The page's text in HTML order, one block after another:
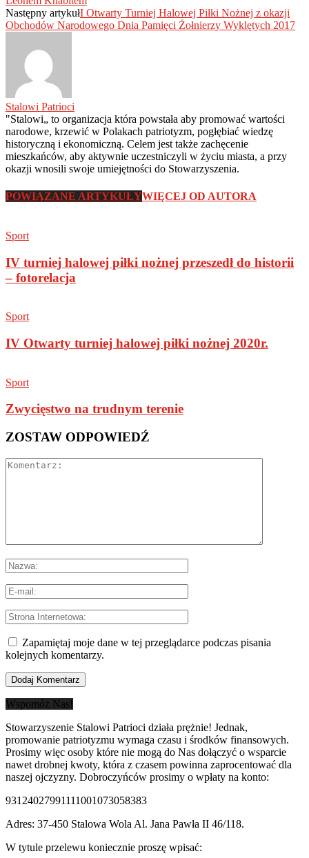
Następny artykułI Otwarty Turniej Halowej Piłki Nożnej z okazji
Obchodów Narodowego Dnia Pamięci Żołnierzy Wyklętych 2017
Stalowi Patrioci
"Stalowi„ to organizacja która powstała aby promować wartości
narodowe, krzewić w Polakach patriotyzm, pogłębiać wiedzę
historyczną i ekonomiczną. Celem jest także zachęcenie
mieszkańców, aby aktywnie uczestniczyli w życiu miasta, a przy
okazji wnosili swoje umiejętności do Stowarzyszenia.
POWIĄZANE ARTYKUŁYWIĘCEJ OD AUTORA
Sport
IV turniej halowej piłki nożnej przeszedł do historii
– fotorelacja
Sport
IV Otwarty turniej halowej piłki nożnej 2020r.
Sport
Zwycięstwo na trudnym terenie
ZOSTAW ODPOWIEDŹ
Zapamiętaj moje dane w tej przeglądarce podczas pisania
kolejnych komentarzy.
Wspomóż Nas!
Stowarzyszenie Stalowi Patrioci działa prężnie! Jednak,
promowanie patriotyzmu wymaga czasu i środków finansowych.
Prosimy więc osoby które nie mogą do Nas dołączyć o wsparcie
nawet drobnej kwoty, która z czasem powinna zaprocentować dla
naszej ojczyzny. Dobroczyńców prosimy o wpłaty na konto:
93124027991111001073058383
Adres: 37-450 Stalowa Wola Al. Jana Pawła II 46/118.
W tytule przelewu koniecznie proszę wpisać: